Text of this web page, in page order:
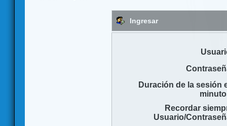
Ingresar
Duración de la sesión
Recordar
Usuario/